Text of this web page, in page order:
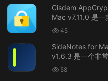
janm999 • 2026-07-23
谢谢分享~
来源： AppleIGC.kext v1.8 黑苹果2.5G有
u9121732520675862 • 2026-07-22
Cisdem
Mac v7.11.0 是一
好用的Mac应用加
45
SideNotes for
v1.6.3 是一个非
笔记软件
58